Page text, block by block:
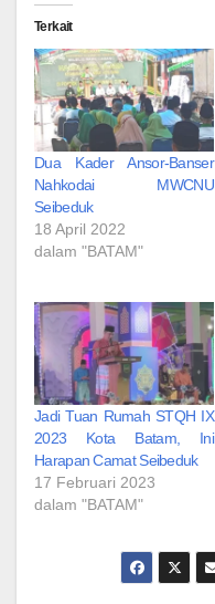
Terkait
Dua Kader Ansor-Banser
Nahkodai MWCNU
Seibeduk
18 April 2022
dalam "BATAM"
Jadi Tuan Rumah STQH IX
2023 Kota Batam, Ini
Harapan Camat Seibeduk
17 Februari 2023
dalam "BATAM"